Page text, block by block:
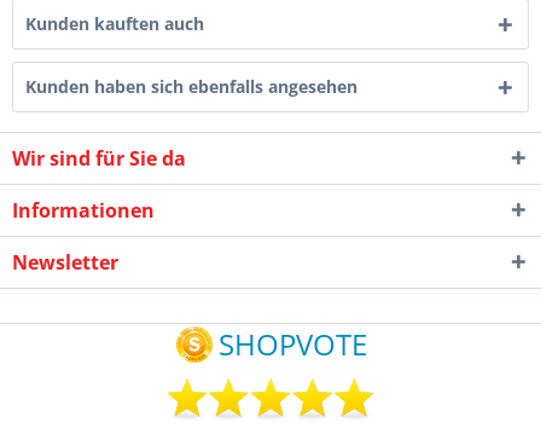
Kunden kauften auch
Kunden haben sich ebenfalls angesehen
Wir sind für Sie da
Informationen
Newsletter